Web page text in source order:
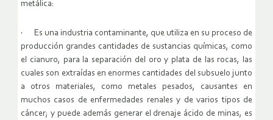
metálica:
·
Es una industria contaminante, que utiliza en su proceso de
producción grandes cantidades de sustancias químicas, como
el cianuro, para la separación del oro y plata de las rocas, las
cuales son extraídas en enormes cantidades del subsuelo junto
a otros materiales, como metales pesados, causantes en
muchos casos de enfermedades renales y de varios tipos de
cáncer; y puede además generar el drenaje ácido de minas, es